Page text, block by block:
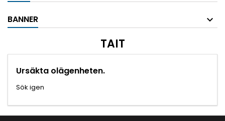
BANNER
TAIT
Ursäkta olägenheten.
Sök igen